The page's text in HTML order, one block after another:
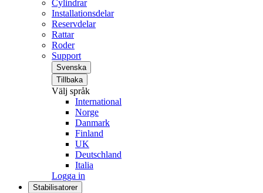
Cylindrar
Installationsdelar
Reservdelar
Rattar
Roder
Support
Svenska
Tillbaka
Välj språk
International
Norge
Danmark
Finland
UK
Deutschland
Italia
Logga in
Stabilisatorer